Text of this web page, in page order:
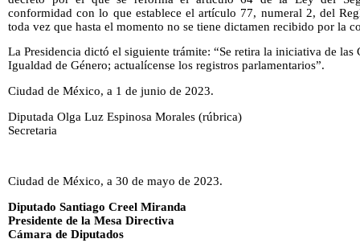
conformidad con lo que establece el artículo 77, numeral 2, del
toda vez que hasta el momento no se tiene dictamen recibido por la
La Presidencia dictó el siguiente trámite: “Se retira la iniciativa de las
Igualdad de Género; actualícense los registros parlamentarios”.
Ciudad de México, a 1 de junio de 2023.
Diputada Olga Luz Espinosa Morales (rúbrica)
Secretaria
Ciudad de México, a 30 de mayo de 2023.
Diputado Santiago Creel Miranda
Presidente de la Mesa Directiva
Cámara de Diputados